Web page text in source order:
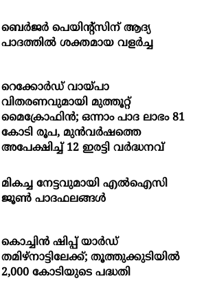
ബെർജർ പെയിന്റ്സിന് ആദ്യ
പാദത്തിൽ ശക്തമായ വളർച്ച
റെക്കോർഡ് വായ്പാ
വിതരണവുമായി മുത്തൂറ്റ്
മൈക്രോഫിൻ; ഒന്നാം പാദ ലാഭം 81
കോടി രൂപ, മുൻവർഷത്തെ
അപേക്ഷിച്ച് 12 ഇരട്ടി വർദ്ധനവ്
മികച്ച നേട്ടവുമായി എൽഐസി
ജൂൺ പാദഫലങ്ങൾ
കൊച്ചിന്‍ ഷിപ്പ് യാർഡ്
തമിഴ്നാട്ടിലേക്ക്; തൂത്തുക്കുടിയിൽ
2,000 കോടിയുടെ പദ്ധതി